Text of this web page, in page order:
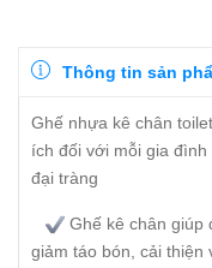
Thông tin sản
Ghế nhựa kê chân
ích đối với mỗi gia
đại tràng
Ghế kê chân giúp
giảm táo bón, cải